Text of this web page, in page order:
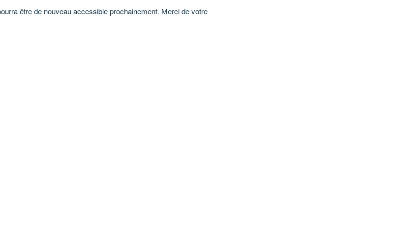
être de nouveau accessible prochainement. Merci de votre